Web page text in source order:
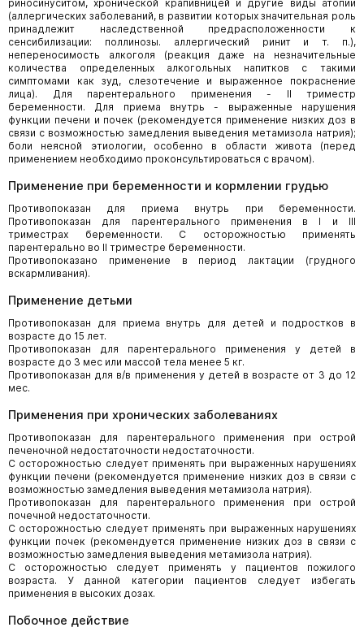
риносинуситом, хронической крапивницей и другие виды атопии
(аллергических заболеваний, в развитии которых значительная роль
принадлежит наследственной предрасположенности к
сенсибилизации: поллинозы. аллергический ринит и т. п.),
непереносимость алкоголя (реакция даже на незначительные
количества определенных алкогольных напитков с такими
симптомами как зуд, слезотечение и выраженное покраснение
лица). Для парентерального применения - II триместр
беременности. Для приема внутрь - выраженные нарушения
функции печени и почек (рекомендуется применение низких доз в
связи с возможностью замедления выведения метамизола натрия);
боли неясной этиологии, особенно в области живота (перед
применением необходимо проконсультироваться с врачом).
Применение при беременности и кормлении грудью
Противопоказан для приема внутрь при беременности.
Противопоказан для парентерального применения в I и III
триместрах беременности. С осторожностью применять
парентерально во II триместре беременности.
Противопоказано применение в период лактации (грудного
вскармливания).
Применение детьми
Противопоказан для приема внутрь для детей и подростков в
возрасте до 15 лет.
Противопоказан для парентерального применения у детей в
возрасте до 3 мес или массой тела менее 5 кг.
Противопоказан для в/в применения у детей в возрасте от 3 до 12
мес.
Применения при хронических заболеваниях
Противопоказан для парентерального применения при острой
печеночной недостаточности недостаточности.
С осторожностью следует применять при выраженных нарушениях
функции печени (рекомендуется применение низких доз в связи с
возможностью замедления выведения метамизола натрия).
Противопоказан для парентерального применения при острой
почечной недостаточности.
С осторожностью следует применять при выраженных нарушениях
функции почек (рекомендуется применение низких доз в связи с
возможностью замедления выведения метамизола натрия).
С осторожностью следует применять у пациентов пожилого
возраста. У данной категории пациентов следует избегать
применения в высоких дозах.
Побочное действие